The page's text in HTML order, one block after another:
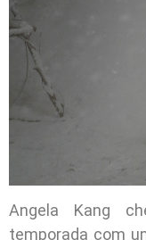
Angela Kang
temporada com